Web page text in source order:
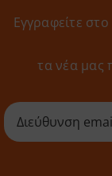
Εγγραφείτε
τα νέα μας